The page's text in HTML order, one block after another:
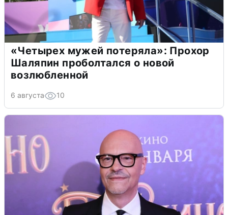
«Четырех мужей потеряла»: Прохор
Шаляпин проболтался о новой
возлюбленной
6 августа 10